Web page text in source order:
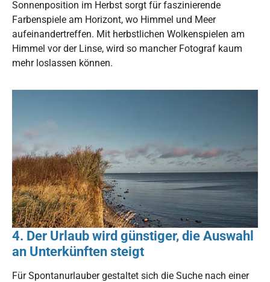
Sonnenposition im Herbst sorgt für faszinierende
Farbenspiele am Horizont, wo Himmel und Meer
aufeinandertreffen. Mit herbstlichen Wolkenspielen am
Himmel vor der Linse, wird so mancher Fotograf kaum
mehr loslassen können.
4. Der Urlaub wird günstiger, die Auswahl
an Unterkünften steigt
Für Spontanurlauber gestaltet sich die Suche nach einer